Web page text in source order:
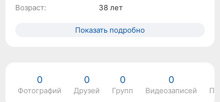
Возраст:
38 лет
Показать подробно
0
Фотографий
0
Друзей
0
Групп
0
Видеозаписей